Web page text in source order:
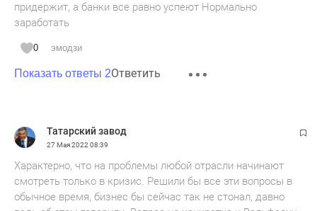
придержит, а банки все равно успеют Нормально
заработать
0 эмодзи
Показать ответы 2Ответить
Татарский завод
27 Мая 202208:39
Характерно, что на проблемы любой отрасли начинают
смотреть только в кризис. Решили бы все эти вопросы в
обычное время, бизнес бы сейчас так не стонал, давно